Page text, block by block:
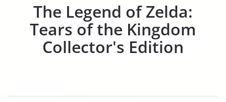
The Legend of Zelda:
Tears of the Kingdom
Collector's Edition